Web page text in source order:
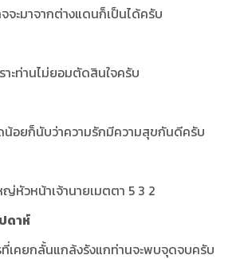
จะมาจากต่างแดนก็เป็นได้ครับ
าะท่านไม่ยอมตัดสินใจครับ
อยก็นับว่าความรักมีความสุขกันดีครับ
หัวหน้าเจ้านายเมตตา 5 3 2
ดาห์
เคยกลั้นแกล้งรังแกท่านจะพบจุดจบครับ